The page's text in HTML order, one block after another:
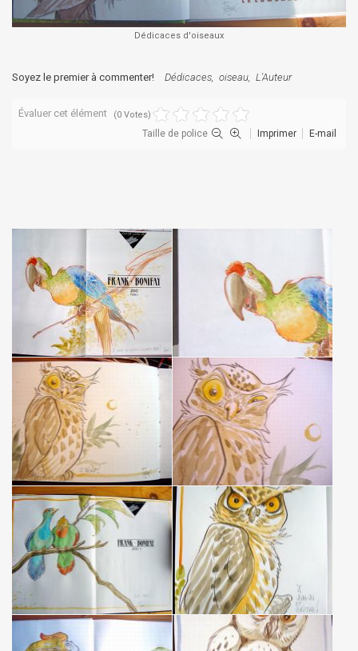
Dédicaces d'oiseaux
Soyez le premier à commenter! Dédicaces oiseau L'Auteur
Évaluer cet élément (0 Votes)
Taille de police Imprimer E-mail